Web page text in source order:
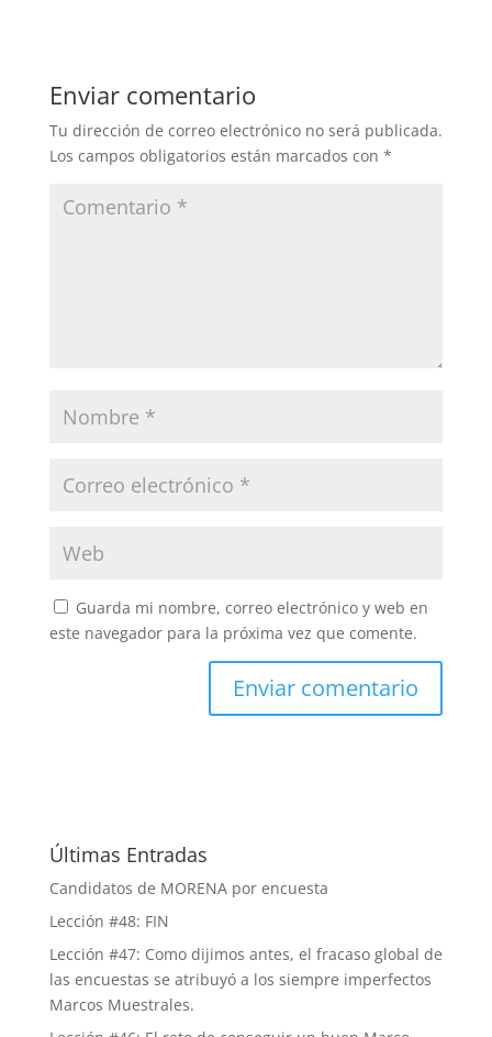
Enviar comentario
Tu dirección de correo electrónico no será publicada.
Los campos obligatorios están marcados con *
Guarda mi nombre, correo electrónico y web en
este navegador para la próxima vez que comente.
Últimas Entradas
Candidatos de MORENA por encuesta
Lección #48: FIN
Lección #47: Como dijimos antes, el fracaso global de
las encuestas se atribuyó a los siempre imperfectos
Marcos Muestrales.